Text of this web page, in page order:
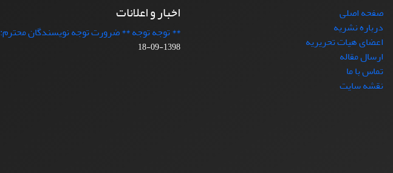
صفحه اصلی
درباره نشریه
اعضای هیات تحریریه
ارسال مقاله
تماس با ما
نقشه سایت
اخبار و اعلانات
** توجه توجه ** ضرورت توجه نویسندگان محترم:
1398-09-18